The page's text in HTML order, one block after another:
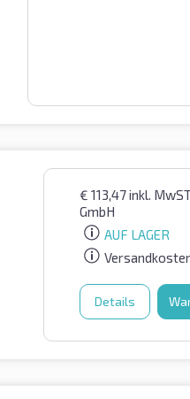
€ 113,47inkl.
GmbH
AUF LAGER
Details